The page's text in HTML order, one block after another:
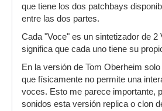
que tiene los dos patchbays
entre las dos partes.
Cada "Voce" es un sintetizador de 2
significa que cada uno tiene su
En la versión de Tom Oberheim
que físicamente no permite una
voces. Esto me parece importante,
sonidos esta versión replica o clon